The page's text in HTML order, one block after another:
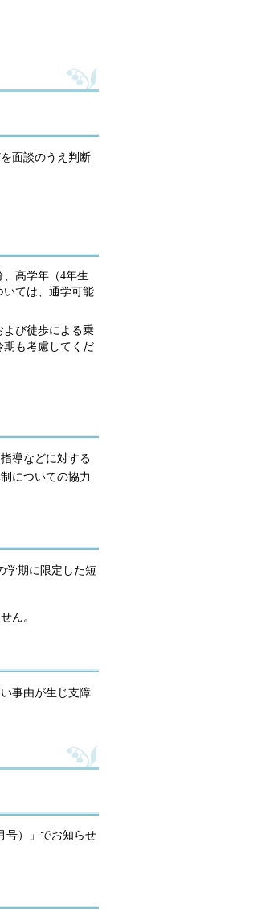
面談のうえ判断
高学年（4年生
いては、通学可能
よび徒歩による乗
期も考慮してくだ
導などに対する
についての協力
学期に限定した短
ん。
事由が生じ支障
号）」でお知らせ